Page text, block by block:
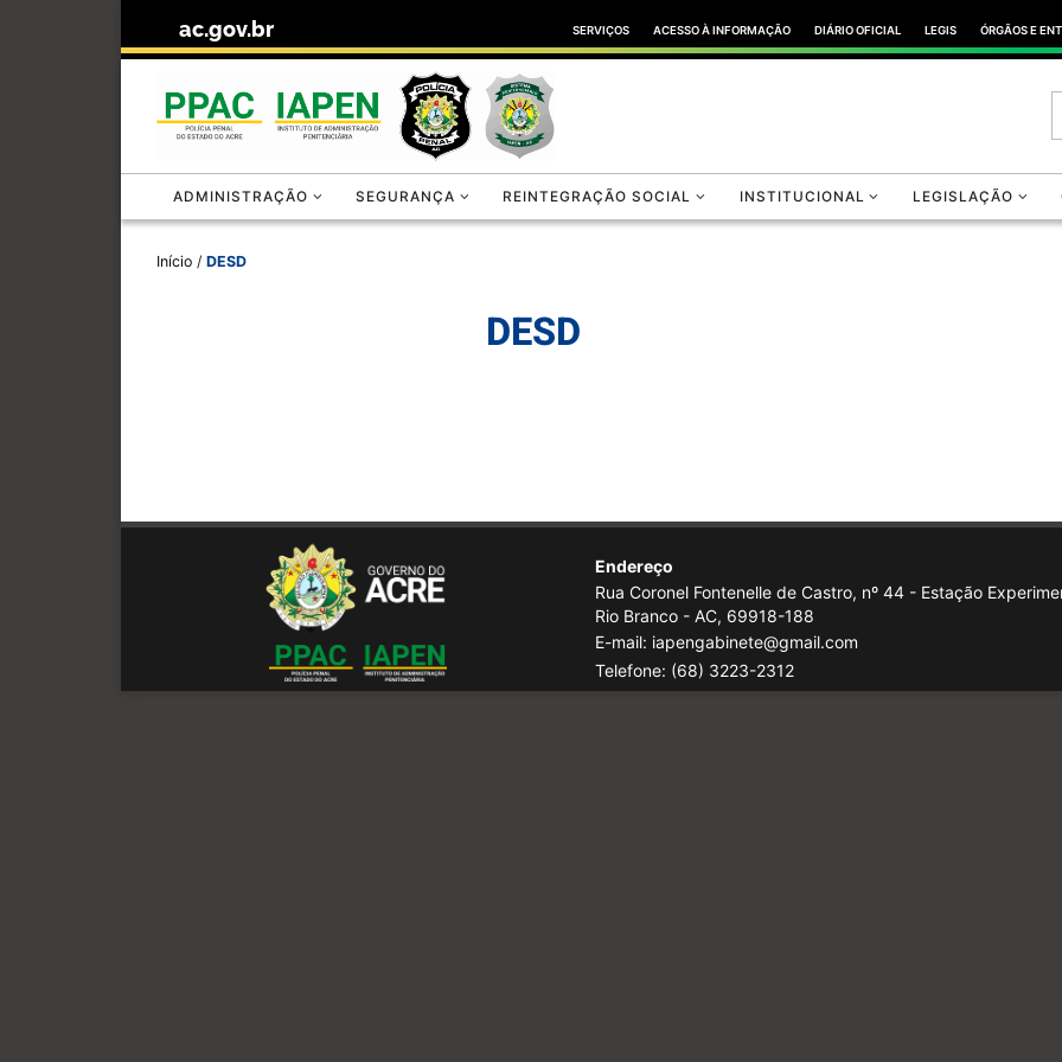
ac.gov.br SERVIÇOS ACESSO À INFORMAÇÃO DIÁRIO OFICIAL LEGIS ÓRGÃOS E
ADMINISTRAÇÃO SEGURANÇA REINTEGRAÇÃO SOCIAL INSTITUCIONAL LEGISLAÇÃO
Início / DESD
DESD
Endereço
Rua Coronel Fontenelle de Castro, nº 44 - Estação
Rio Branco - AC, 69918-188
E-mail: iapengabinete@gmail.com
Telefone: (68) 3223-2312